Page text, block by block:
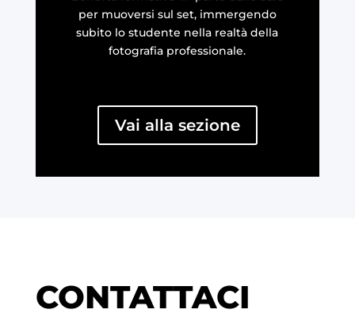
per muoversi sul set, immergendo
subito lo studente nella realtà della
fotografia professionale.
Vai alla sezione
CONTATTACI